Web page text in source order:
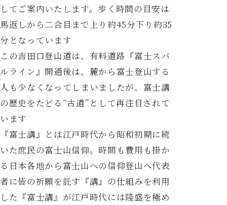
してご案内いたします。歩く時間の目安は
馬返しから二合目まで上り約45分下り約35
分となっています
この吉田口登山道は、有料道路『富士スバ
ルライン』開通後は、麓から富士登山する
人も少なくなってしまいましたが、富士講
の歴史をたどる“古道”として再注目されて
います
『富士講』とは江戸時代から昭和初期に続
いた庶民の富士山信仰。時間も費用も掛か
る日本各地から富士山への信仰登山へ代表
者に皆の祈願を託す『講』の仕組みを利用
した『富士講』が江戸時代には隆盛を極め